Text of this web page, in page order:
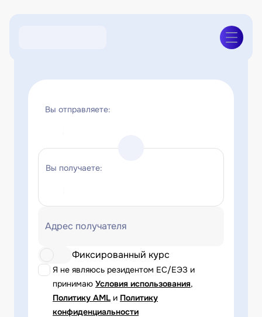
Вы отправляете:
Вы получаете:
Адрес получателя
Я не являюсь резидентом ЕС/ЕЭЗ и
принимаю Условия использования,
Политику AML и Политику
конфиденциальности
Фиксированный курс